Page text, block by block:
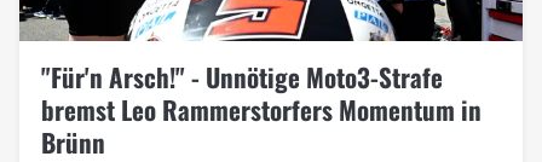
"Für'n Arsch!" - Unnötige Moto3-Strafe
bremst Leo Rammerstorfers Momentum in
Brünn